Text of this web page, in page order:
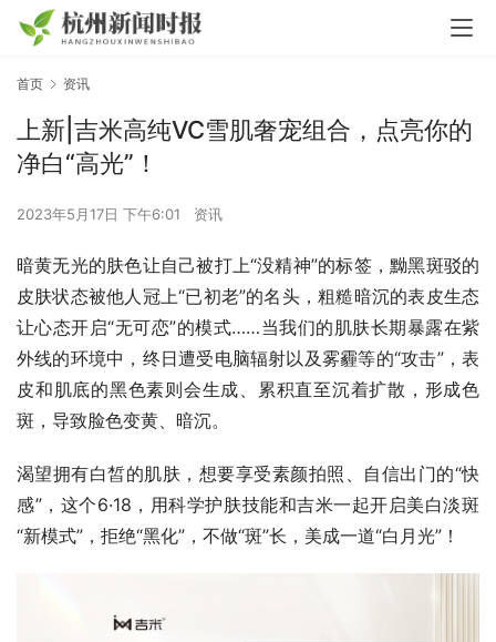
首页 资讯
上新|吉米高纯VC雪肌奢宠组合，点亮你的
净白“高光”！
2023年5月17日 下午6:01 资讯
暗黄无光的肤色让自己被打上“没精神”的标签，黝黑斑驳的
皮肤状态被他人冠上“已初老”的名头，粗糙暗沉的表皮生态
让心态开启“无可恋”的模式……当我们的肌肤长期暴露在紫
外线的环境中，终日遭受电脑辐射以及雾霾等的“攻击”，表
皮和肌底的黑色素则会生成、累积直至沉着扩散，形成色
斑，导致脸色变黄、暗沉。
渴望拥有白皙的肌肤，想要享受素颜拍照、自信出门的“快
感”，这个6·18，用科学护肤技能和吉米一起开启美白淡斑
“新模式”，拒绝“黑化”，不做“斑”长，美成一道“白月光”！